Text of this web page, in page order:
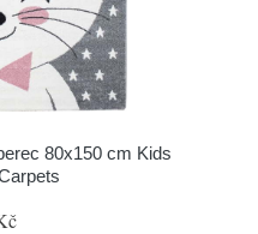
80x150 cm Kids